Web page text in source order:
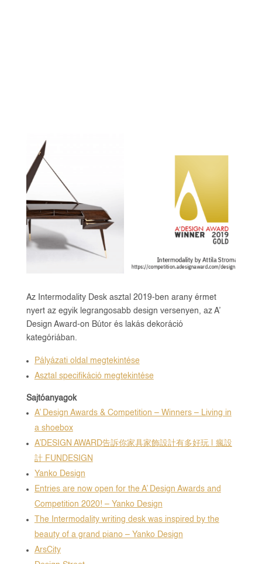
Az Intermodality Desk asztal 2019-ben arany érmet
nyert az egyik legrangosabb design versenyen, az A’
Design Award-on Bútor és lakás dekoráció
kategóriában.
Pályázati oldal megtekintése
Asztal specifikáció megtekintése
Sajtóanyagok
A’ Design Awards & Competition – Winners – Living in
a shoebox
A’DESIGN AWARD告訴你家具家飾設計有多好玩 | 瘋設
計 FUNDESIGN
Yanko Design
Entries are now open for the A’ Design Awards and
Competition 2020! – Yanko Design
The Intermodality writing desk was inspired by the
beauty of a grand piano – Yanko Design
ArsCity